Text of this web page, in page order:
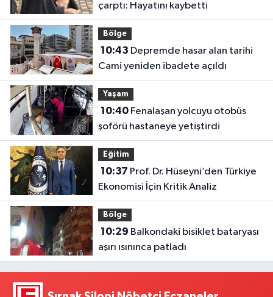
çarptı: Hayatını kaybetti
Bölge
10:43
Cami yeniden ibadete açıldı
Yaşam
10:40Fenalaşan yolcuyu otobüs
şoförü hastaneye yetiştirdi
Eğitim
10:37
Ekonomisi İçin Kritik Analiz
Bölge
10:29
aşırı ısınınca patladı